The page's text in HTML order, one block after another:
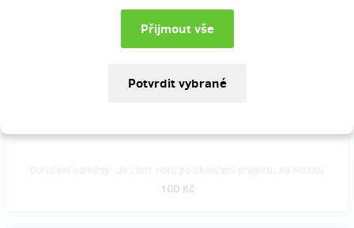
Dva šálky naší kávy dle vlastního výběru.
Čerpání odměny osobně v kavárně.
Pokud nás chceš podpořit částkou, kterou v nabízených odměnách
nenajdeš, cena jakékoliv odměny se dá v dalším kroku navýšit.
100 Kč